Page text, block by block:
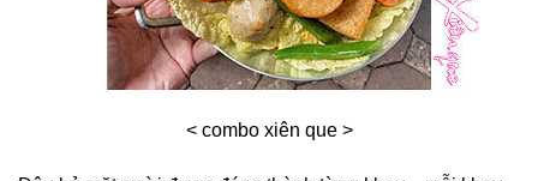
< combo xiên que >